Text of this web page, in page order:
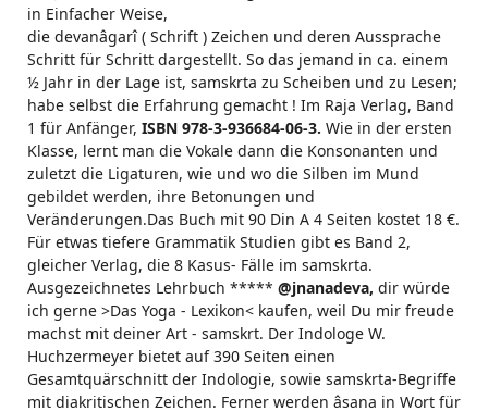
in Einfacher Weise,
die devanâgarî ( Schrift ) Zeichen und deren Aussprache
Schritt für Schritt dargestellt. So das jemand in ca. einem
½ Jahr in der Lage ist, samskrta zu Scheiben und zu Lesen;
habe selbst die Erfahrung gemacht ! Im Raja Verlag, Band
1 für Anfänger, ISBN 978-3-936684-06-3. Wie in der ersten
Klasse, lernt man die Vokale dann die Konsonanten und
zuletzt die Ligaturen, wie und wo die Silben im Mund
gebildet werden, ihre Betonungen und
Veränderungen.Das Buch mit 90 Din A 4 Seiten kostet 18 €.
Für etwas tiefere Grammatik Studien gibt es Band 2,
gleicher Verlag, die 8 Kasus- Fälle im samskrta.
Ausgezeichnetes Lehrbuch ***** @jnanadeva, dir würde
ich gerne >Das Yoga - Lexikon< kaufen, weil Du mir freude
machst mit deiner Art - samskrt. Der Indologe W.
Huchzermeyer bietet auf 390 Seiten einen
Gesamtquärschnitt der Indologie, sowie samskrta-Begriffe
mit diakritischen Zeichen. Ferner werden âsana in Wort für